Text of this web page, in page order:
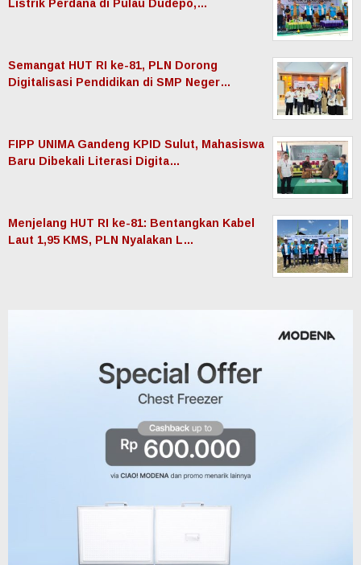
Listrik Perdana di Pulau Dudepo,…
Semangat HUT RI ke-81, PLN Dorong
Digitalisasi Pendidikan di SMP Neger…
FIPP UNIMA Gandeng KPID Sulut, Mahasiswa
Baru Dibekali Literasi Digita…
Menjelang HUT RI ke-81: Bentangkan Kabel
Laut 1,95 KMS, PLN Nyalakan L…